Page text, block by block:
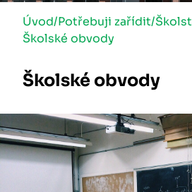
Úvod/Potřebuji zařídit/
Školské obvody
Školské obvody